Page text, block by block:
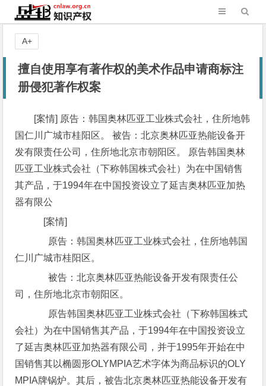
擅自使用享有著作权的美术作品申请商标注
册侵犯著作权案
[案情] 原告：韩国奥林匹亚工业株式会社，住所地韩
国仁川广城市桂阳区。 被告：北京奥林匹亚热能设备开
发有限责任公司，住所地北京市朝阳区。 原告韩国奥林
匹亚工业株式会社（下称韩国株式会社）为在中国销售
其产品，于1994年在中国投资设立了延吉奥林匹亚加热
器有限公
[案情]
原告：韩国奥林匹亚工业株式会社，住所地韩国
仁川广城市桂阳区。
被告：北京奥林匹亚热能设备开发有限责任公
司，住所地北京市朝阳区。
原告韩国奥林匹亚工业株式会社（下称韩国株式
会社）为在中国销售其产品，于1994年在中国投资设立
了延吉奥林匹亚加热器有限公司，并于1995年开始在中
国销售其以椭圆形OLYMPIA艺术字体为商品标识的OLY
MPIA牌锅炉。其后，被告北京奥林匹亚热能设备开发有
A+